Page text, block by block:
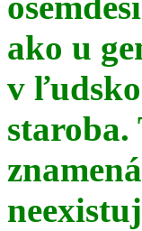
ako u
v
staroba.